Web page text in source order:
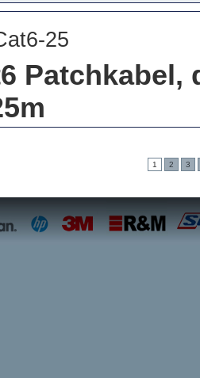
25
Patchkabel,
1 2 3